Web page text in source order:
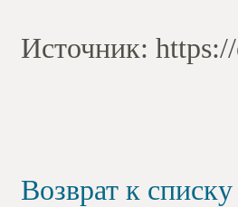
Источник:
Возврат к